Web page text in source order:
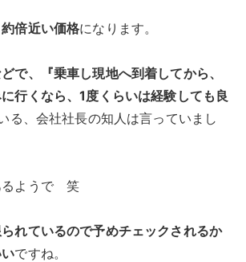
倍近い価格になります。
で、『乗車し現地へ到着してから、
行くなら、1度くらいは経験しても良
る、会社社長の知人は言っていまし
るようで 笑
れているので予めチェックされるか
ですね。